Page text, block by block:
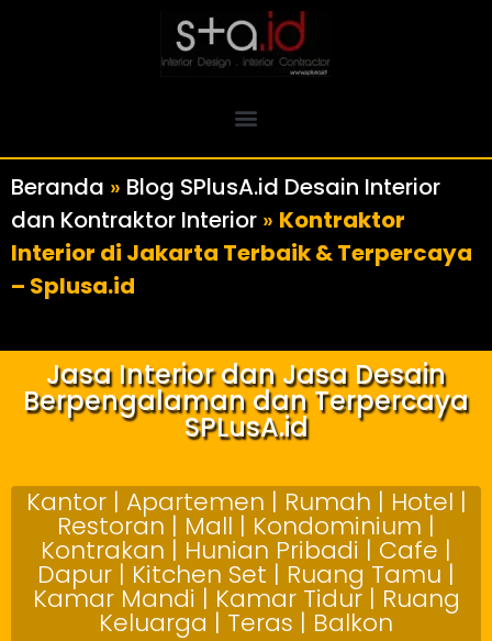
Beranda » Blog SPlusA.id Desain Interior
dan Kontraktor Interior » Kontraktor
Interior di Jakarta Terbaik & Terpercaya
– Splusa.id
Jasa Interior dan Jasa Desain
Berpengalaman dan Terpercaya
SPLusA.id
Kantor | Apartemen | Rumah | Hotel |
Restoran | Mall | Kondominium |
Kontrakan | Hunian Pribadi | Cafe |
Dapur | Kitchen Set | Ruang Tamu |
Kamar Mandi | Kamar Tidur | Ruang
Keluarga | Teras | Balkon